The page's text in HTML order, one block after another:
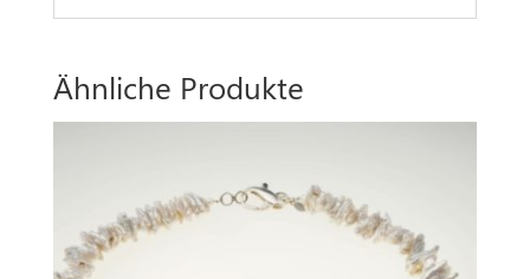
Ähnliche Produkte